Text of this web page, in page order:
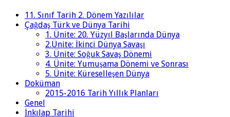
11. Sınıf Tarih 2. Dönem Yazılılar
Çağdaş Türk ve Dünya Tarihi
1. Ünite: 20. Yüzyıl Başlarında Dünya
2.Ünite: İkinci Dünya Savaşı
3. Ünite: Soğuk Savaş Dönemi
4. Ünite: Yumuşama Dönemi ve Sonrası
5. Ünite: Küreselleşen Dünya
Doküman
2015-2016 Tarih Yıllık Planları
Genel
İnkılap Tarihi